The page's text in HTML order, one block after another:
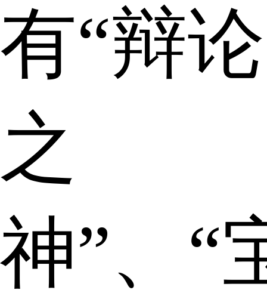
有“辩论
之
神”、“